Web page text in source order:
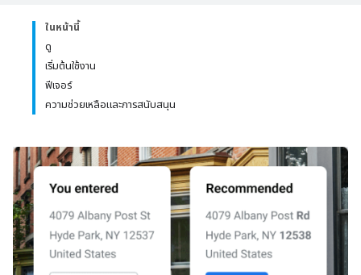
ในหน้านี้
ดู
เริ่มต้นใช้งาน
ฟีเจอร์
ความช่วยเหลือและการสนับสนุน